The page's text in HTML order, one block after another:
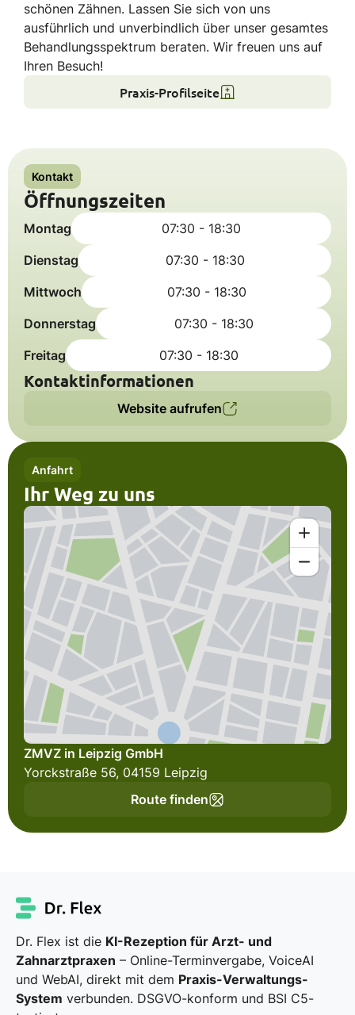
schönen Zähnen. Lassen Sie sich von uns
ausführlich und unverbindlich über unser gesamtes
Behandlungsspektrum beraten. Wir freuen uns auf
Ihren Besuch!
Praxis-Profilseite
Kontakt
Öffnungszeiten
Montag
07:30 - 18:30
Dienstag
07:30 - 18:30
Mittwoch
07:30 - 18:30
Donnerstag
07:30 - 18:30
Freitag
07:30 - 18:30
Kontaktinformationen
Website aufrufen
Anfahrt
Ihr Weg zu uns
ZMVZ in Leipzig GmbH
Yorckstraße 56, 04159 Leipzig
Route finden
Dr. Flex ist die KI-Rezeption für Arzt- und
Zahnarztpraxen – Online-Terminvergabe, VoiceAI
und WebAI, direkt mit dem Praxis-Verwaltungs-
System verbunden. DSGVO-konform und BSI C5-